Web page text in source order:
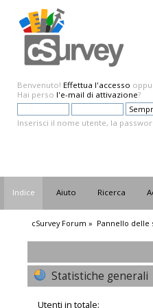
Benvenuto! Effettua l'accesso
Hai perso l'e-mail di attivazione?
Inserisci il nome utente, la
Indice Aiuto Ricerca
cSurvey Forum » Pannello delle
Statistiche generali
Utenti in totale: